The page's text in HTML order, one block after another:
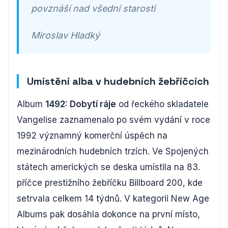
povznáší nad všední starosti
Miroslav Hladký
Umístění alba v hudebních žebříčcích
Album 1492: Dobytí ráje od řeckého skladatele
Vangelise zaznamenalo po svém vydání v roce
1992 významný komerční úspěch na
mezinárodních hudebních trzích. Ve Spojených
státech amerických se deska umístila na 83.
příčce prestižního žebříčku Billboard 200, kde
setrvala celkem 14 týdnů. V kategorii New Age
Albums pak dosáhla dokonce na první místo,